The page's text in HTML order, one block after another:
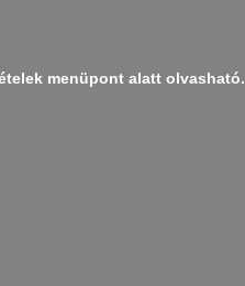
menüpont alatt olvasható.